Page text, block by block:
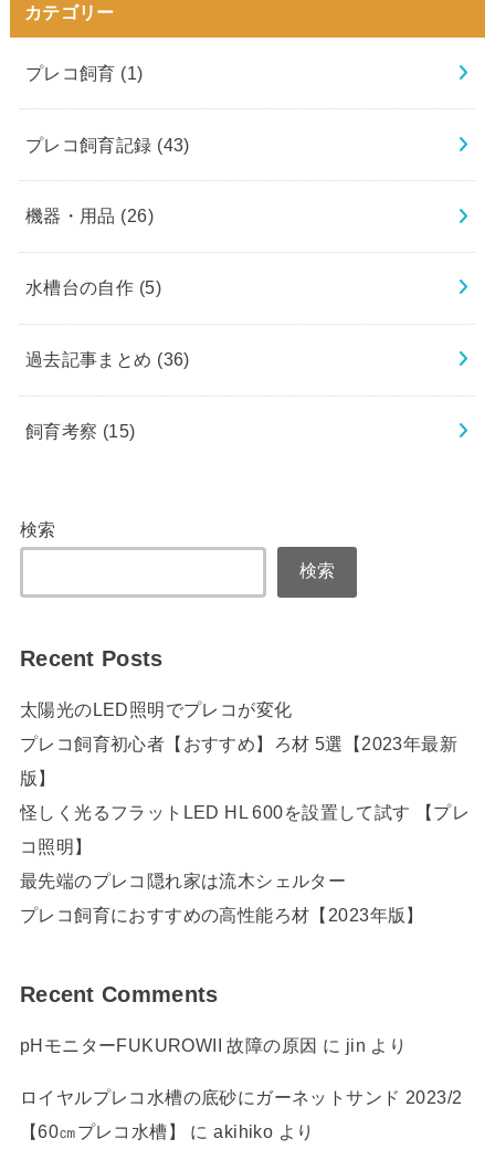
カテゴリー
プレコ飼育 (1)
プレコ飼育記録 (43)
機器・用品 (26)
水槽台の自作 (5)
過去記事まとめ (36)
飼育考察 (15)
検索
検索
Recent Posts
太陽光のLED照明でプレコが変化
プレコ飼育初心者【おすすめ】ろ材 5選【2023年最新
版】
怪しく光るフラットLED HL 600を設置して試す 【プレ
コ照明】
最先端のプレコ隠れ家は流木シェルター
プレコ飼育におすすめの高性能ろ材【2023年版】
Recent Comments
pHモニターFUKUROWII 故障の原因 に jin より
ロイヤルプレコ水槽の底砂にガーネットサンド 2023/2
【60㎝プレコ水槽】
にakihiko より